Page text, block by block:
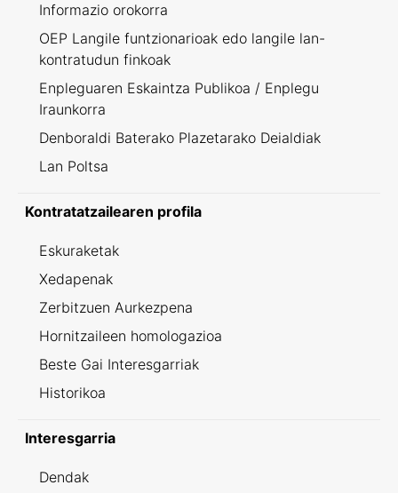
Informazio orokorra
OEP Langile funtzionarioak edo langile lan-
kontratudun finkoak
Enpleguaren Eskaintza Publikoa / Enplegu
Iraunkorra
Denboraldi Baterako Plazetarako Deialdiak
Lan Poltsa
Kontratatzailearen profila
Eskuraketak
Xedapenak
Zerbitzuen Aurkezpena
Hornitzaileen homologazioa
Beste Gai Interesgarriak
Historikoa
Interesgarria
Dendak